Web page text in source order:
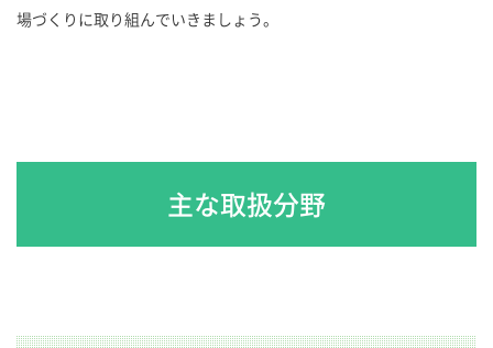
場づくりに取り組んでいきましょう。
主な取扱分野